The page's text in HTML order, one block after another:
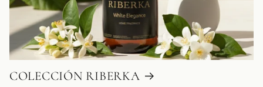
COLECCIÓN RIBERKA